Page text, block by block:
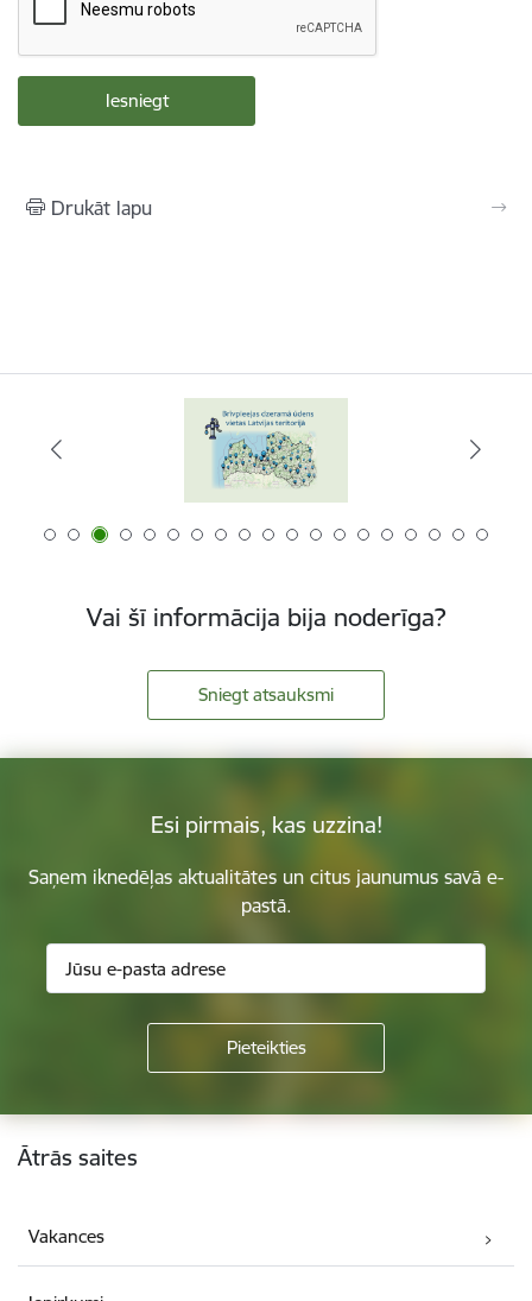
Drukāt lapu
Vai šī informācija bija noderīga?
Sniegt atsauksmi
Esi pirmais, kas uzzina!
Saņem iknedēļas aktualitātes un citus jaunumus savā e-
pastā.
Kājene
Ātrās saites
Vakances